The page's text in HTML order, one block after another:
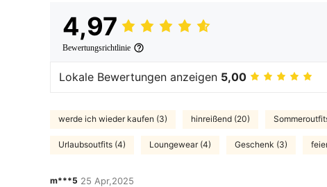
4,97
Bewertungsrichtlinie
Lokale Bewertungen anzeigen 5,00
werde ich wieder kaufen (3) hinreißend (20)
Urlaubsoutfits (4) Loungewear (4) Geschenk (3)
m***5 25 Apr,2025